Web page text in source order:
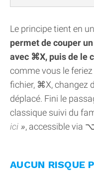
Le principe tient en
permet de couper
avec ⌘X, puis de le
comme vous le
fichier, ⌘X, changez
déplacé. Fini le
classique suivi du
ici
, accessible via
AUCUN RISQUE